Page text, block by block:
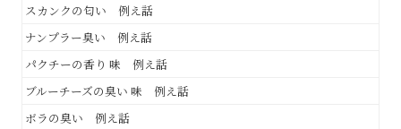
スカンクの匂い 例え話
ナンプラー臭い 例え話
パクチーの香り 味 例え話
ブルーチーズの臭い 味 例え話
ボラの臭い 例え話